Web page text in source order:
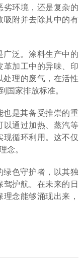
劣环境，还是复杂的
吸附并去除其中的有
广泛。涂料生产中的
革加工中的异味、印
理的废气，在活性
国家排放标准。
也是其备受推崇的重
以通过加热、蒸汽等
循环利用。这不仅
念。
绿色守护者，以其独
护航。在未来的日
念能够涌现出来，